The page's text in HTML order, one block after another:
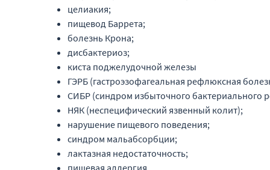
целиакия;
пищевод Баррета;
болезнь Крона;
дисбактериоз;
киста поджелудочной железы
ГЭРБ (гастроэзофагеальная рефлюксная
СИБР (синдром избыточного бактериального
НЯК (неспецифический язвенный колит);
нарушение пищевого поведения;
синдром мальабсорбции;
лактазная недостаточность;
пищевая аллергия.